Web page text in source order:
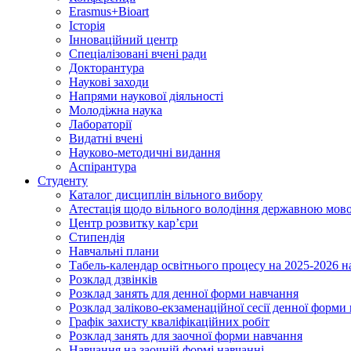
Erasmus+Bioart
Історія
Інноваційний центр
Спеціалізовані вчені ради
Докторантура
Наукові заходи
Напрями наукової діяльності
Молодіжна наука
Лабораторії
Видатні вчені
Науково-методичні видання
Аспірантура
Студенту
Каталог дисциплін вільного вибору
Атестація щодо вільного володіння державною
Центр розвитку кар’єри
Стипендія
Навчальні плани
Табель-календар освітнього процесу на 2025-2026
Розклад дзвінків
Розклад занять для денної форми навчання
Розклад заліково-екзаменаційної сесії денної
Графік захисту кваліфікаційних робіт
Розклад занять для заочної форми навчання